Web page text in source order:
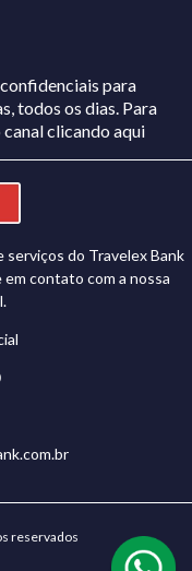
para
todos os dias. Para
canalclicando aqui
do Travelex Bank
em contato com a nossa
reservados